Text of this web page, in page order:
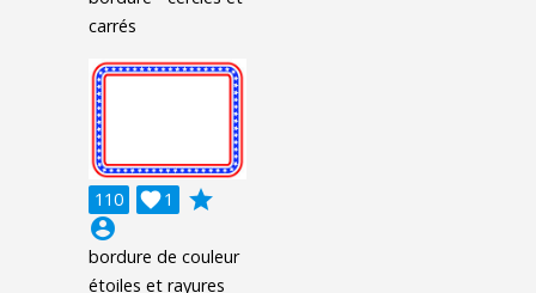
carrés
110 1

grade
account_circle
bordure de couleur
étoiles et rayures